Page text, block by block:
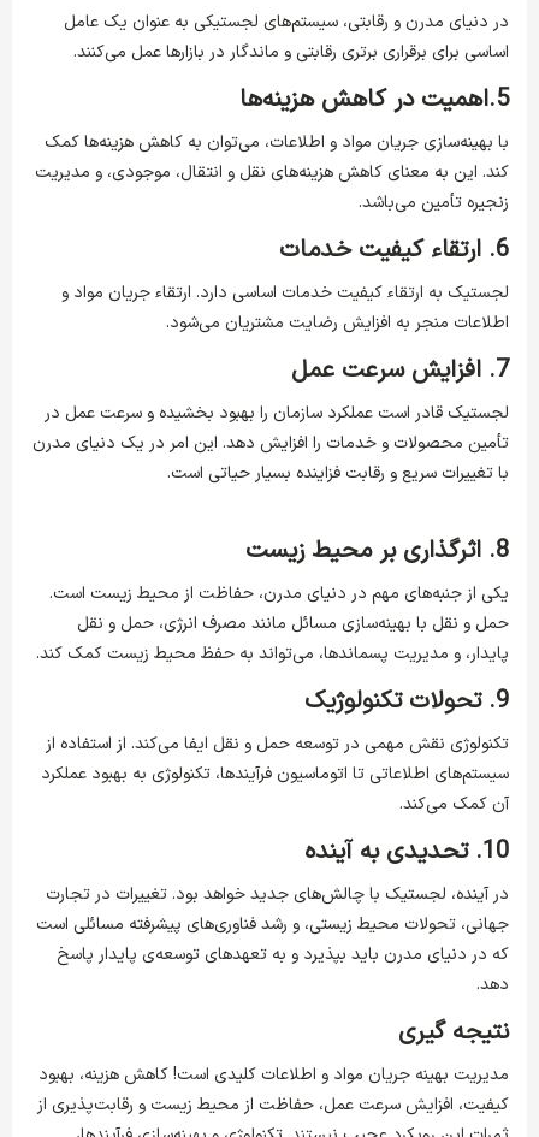
در دنیای مدرن و رقابتی، سیستم‌های لجستیکی به عنوان یک عامل
اساسی برای برقراری برتری رقابتی و ماندگار در بازارها عمل می‌کنند.
5.اهمیت در کاهش هزینه‌ها
با بهینه‌سازی جریان مواد و اطلاعات، می‌توان به کاهش هزینه‌ها کمک
کند. این به معنای کاهش هزینه‌های نقل و انتقال، موجودی، و مدیریت
زنجیره تأمین می‌باشد.
6. ارتقاء کیفیت خدمات
لجستیک به ارتقاء کیفیت خدمات اساسی دارد. ارتقاء جریان مواد و
اطلاعات منجر به افزایش رضایت مشتریان می‌شود.
7. افزایش سرعت عمل
لجستیک قادر است عملکرد سازمان را بهبود بخشیده و سرعت عمل در
تأمین محصولات و خدمات را افزایش دهد. این امر در یک دنیای مدرن
با تغییرات سریع و رقابت فزاینده بسیار حیاتی است.
8. اثرگذاری بر محیط زیست
یکی از جنبه‌های مهم در دنیای مدرن، حفاظت از محیط زیست است.
حمل و نقل با بهینه‌سازی مسائل مانند مصرف انرژی، حمل و نقل
پایدار، و مدیریت پسماندها، می‌تواند به حفظ محیط زیست کمک کند.
9. تحولات تکنولوژیک
تکنولوژی نقش مهمی در توسعه حمل و نقل ایفا می‌کند. از استفاده از
سیستم‌های اطلاعاتی تا اتوماسیون فرآیندها، تکنولوژی به بهبود عملکرد
آن کمک می‌کند.
10. تحدیدی به آینده
در آینده، لجستیک با چالش‌های جدید خواهد بود. تغییرات در تجارت
جهانی، تحولات محیط زیستی، و رشد فناوری‌های پیشرفته مسائلی است
که در دنیای مدرن باید بپذیرد و به تعهد‌های توسعه‌ی پایدار پاسخ
دهد.
نتیجه گیری
مدیریت بهینه جریان مواد و اطلاعات کلیدی است! کاهش هزینه، بهبود
کیفیت، افزایش سرعت عمل، حفاظت از محیط زیست و رقابت‌پذیری از